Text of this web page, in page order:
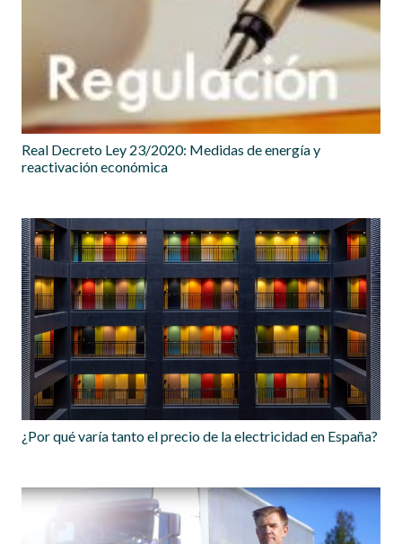
Real Decreto Ley 23/2020: Medidas de energía y
reactivación económica
¿Por qué varía tanto el precio de la electricidad en España?